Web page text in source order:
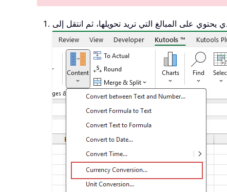
يحتوي على المبالغ التي تريد تحويلها، ثم انتقل إلى